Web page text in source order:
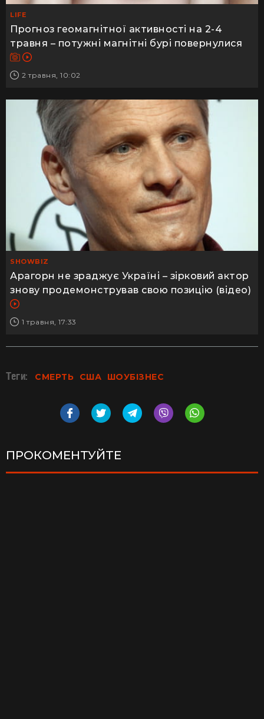
LIFE
Прогноз геомагнітної активності на 2-4
травня – потужні магнітні бурі повернулися
2 травня, 10:02
SHOWBIZ
Арагорн не зраджує Україні – зірковий актор
знову продемонстрував свою позицію (відео)
1 травня, 17:33
Теги: СМЕРТЬ США ШОУБІЗНЕС
ПРОКОМЕНТУЙТЕ